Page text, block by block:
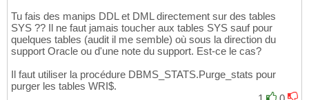
Tu fais des manips DDL et DML directement sur des tables
SYS ?? Il ne faut jamais toucher aux tables SYS sauf pour
quelques tables (audit il me semble) où sous la direction du
support Oracle ou d'une note du support. Est-ce le cas?
Il faut utiliser la procédure DBMS_STATS.Purge_stats pour
purger les tables WRI$.